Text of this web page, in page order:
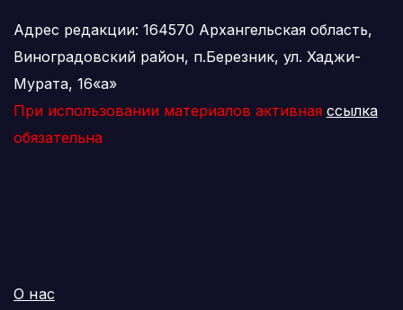
Адрес редакции: 164570 Архангельская область,
Виноградовский район, п.Березник, ул. Хаджи-
Мурата, 16«а»
При использовании материалов активная ссылка
обязательна
О нас